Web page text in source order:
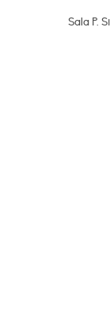
Sala P.